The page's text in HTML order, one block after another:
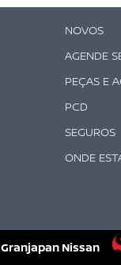
NOVOS
AGENDE
PEÇAS E
PCD
SEGUROS
ONDE
Granjapan Nissan